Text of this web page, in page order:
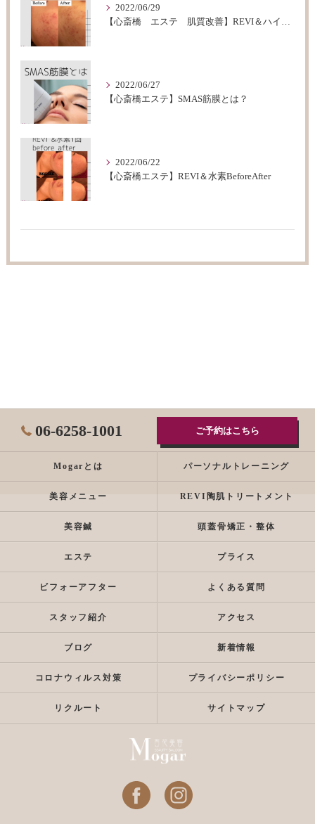
2022/06/29
2022/06/27
【心斎橋エステ】SMAS筋膜とは？
2022/06/22
【心斎橋エステ】REVI＆水素BeforeAfter
06-6258-1001 ご予約はこちら
Mogarとは パーソナルトレーニング
美容メニュー REVI陶肌トリートメント
美容鍼 頭蓋骨矯正・整体
エステ プライス
ビフォーアフター よくある質問
スタッフ紹介 アクセス
ブログ 新着情報
コロナウィルス対策 プライバシーポリシー
リクルート サイトマップ